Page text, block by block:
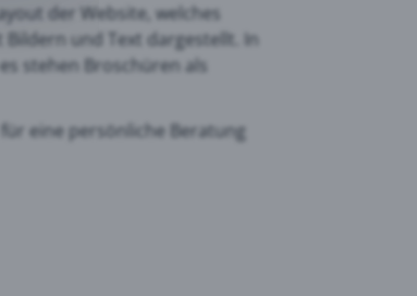
der Website, welches
und Text dargestellt. In
stehen Broschüren als
eine persönliche Beratung